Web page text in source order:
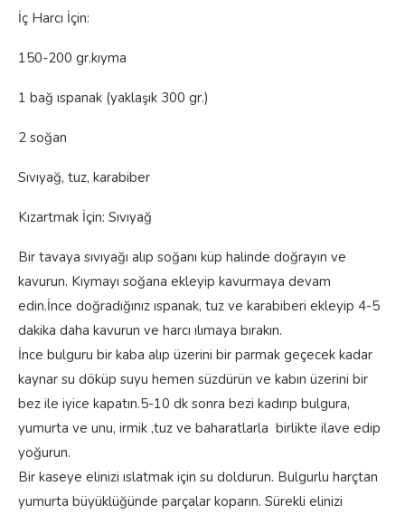
İç Harcı İçin:
150-200 gr.kıyma
1 bağ ıspanak (yaklaşık 300 gr.)
2 soğan
Sıvıyağ, tuz, karabiber
Kızartmak İçin: Sıvıyağ
Bir tavaya sıvıyağı alıp soğanı küp halinde doğrayın ve
kavurun. Kıymayı soğana ekleyip kavurmaya devam
edin.İnce doğradığınız ıspanak, tuz ve karabiberi ekleyip 4-5
dakika daha kavurun ve harcı ılımaya bırakın.
İnce bulguru bir kaba alıp üzerini bir parmak geçecek kadar
kaynar su döküp suyu hemen süzdürün ve kabın üzerini bir
bez ile iyice kapatın.5-10 dk sonra bezi kadırıp bulgura,
yumurta ve unu, irmik ,tuz ve baharatlarla birlikte ilave edip
yoğurun.
Bir kaseye elinizi ıslatmak için su doldurun. Bulgurlu harçtan
yumurta büyüklüğünde parçalar koparın. Sürekli elinizi